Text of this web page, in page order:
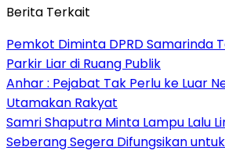
Berita Terkait
Pemkot Diminta DPRD Samarinda
Parkir Liar di Ruang Publik
Anhar : Pejabat Tak Perlu ke Luar
Utamakan Rakyat
Samri Shaputra Minta Lampu Lalu
Seberang Segera Difungsikan